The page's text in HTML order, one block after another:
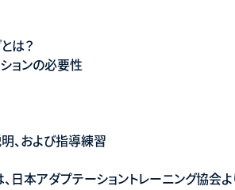
は？
ョンの必要性
、および指導練習
本アダプテーショントレーニング協会よ